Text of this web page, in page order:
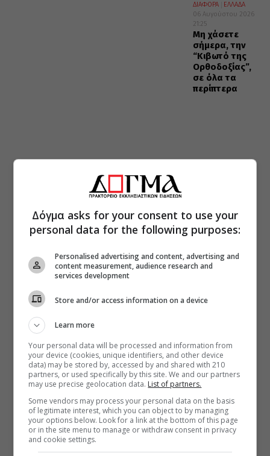
ΔΙΑΦΟΡΑ
ΕΛΛΑΔΑ
06 Αυγούστου 2026
21:25
Μη χάσετε
σήμερα, την
“Κιβωτό της
Ορθοδοξίας”,
σε όλα τα
περίπτερα
Δόγμα asks for your consent to use your
personal data for the following purposes:
Personalised advertising and content, advertising and
content measurement, audience research and
services development
Store and/or access information on a device
Learn more
Your personal data will be processed and information from
your device (cookies, unique identifiers, and other device
data) may be stored by, accessed by and shared with 210
partners, or used specifically by this site. We and our partners
may use precise geolocation data. List of partners.
Some vendors may process your personal data on the basis
of legitimate interest, which you can object to by managing
your options below. Look for a link at the bottom of this page
or in the site menu to manage or withdraw consent in privacy
and cookie settings.